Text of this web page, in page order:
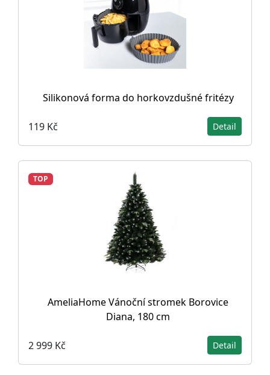
Silikonová forma do horkovzdušné fritézy
119 Kč Detail
TOP
AmeliaHome Vánoční stromek Borovice
Diana, 180 cm
2 999 Kč Detail